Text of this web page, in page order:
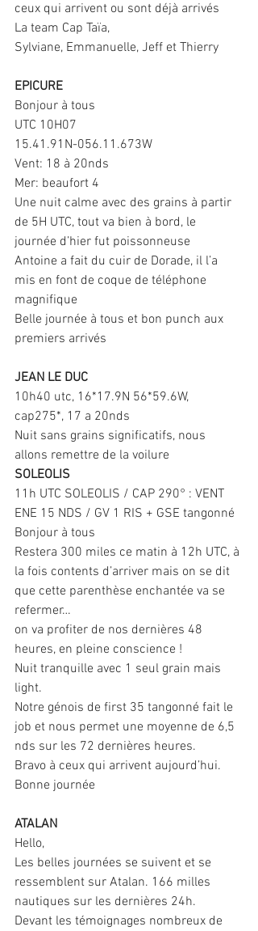
ceux qui arrivent ou sont déjà arrivés
La team Cap Taïa,
Sylviane, Emmanuelle, Jeff et Thierry
EPICURE
Bonjour à tous
UTC 10H07
15.41.91N-056.11.673W
Vent: 18 à 20nds
Mer: beaufort 4
Une nuit calme avec des grains à partir
de 5H UTC, tout va bien à bord, le
journée d’hier fut poissonneuse
Antoine a fait du cuir de Dorade, il l’a
mis en font de coque de téléphone
magnifique
Belle journée à tous et bon punch aux
premiers arrivés
JEAN LE DUC
10h40 utc, 16*17.9N 56*59.6W,
cap275*, 17 a 20nds
Nuit sans grains significatifs, nous
allons remettre de la voilure
SOLEOLIS
11h UTC SOLEOLIS / CAP 290° : VENT
ENE 15 NDS / GV 1 RIS + GSE tangonné
Bonjour à tous
Restera 300 miles ce matin à 12h UTC, à
la fois contents d’arriver mais on se dit
que cette parenthèse enchantée va se
refermer…
on va profiter de nos dernières 48
heures, en pleine conscience !
Nuit tranquille avec 1 seul grain mais
light.
Notre génois de first 35 tangonné fait le
job et nous permet une moyenne de 6,5
nds sur les 72 dernières heures.
Bravo à ceux qui arrivent aujourd’hui.
Bonne journée
ATALAN
Hello,
Les belles journées se suivent et se
ressemblent sur Atalan. 166 milles
nautiques sur les dernières 24h.
Devant les témoignages nombreux de